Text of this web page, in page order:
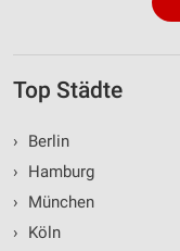
Top Städte
›
Berlin
›
Hamburg
›
München
›
Köln